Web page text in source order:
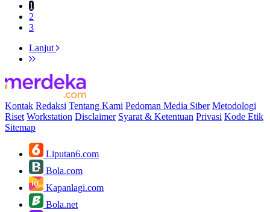
1
2
3
Lanjut
Kontak Redaksi Tentang Kami Pedoman Media Siber Metodologi
Riset Workstation Disclaimer Syarat & Ketentuan Privasi Kode Etik
Sitemap
Liputan6.com
Bola.com
Kapanlagi.com
Bola.net